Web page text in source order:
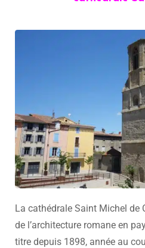
La cathédrale Saint Michel de
de l’architecture romane en
titre depuis 1898, année au